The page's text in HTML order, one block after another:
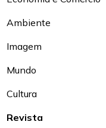
Ambiente
Imagem
Mundo
Cultura
Revista